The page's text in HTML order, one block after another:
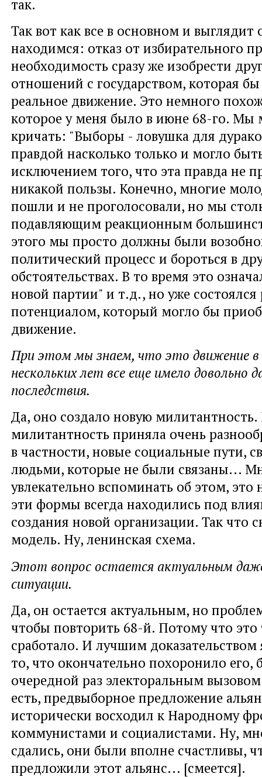
так.
Так вот как все в основном и выглядит
находимся: отказ от избирательного
необходимость сразу же изобрести
отношений с государством, которая
реальное движение. Это немного
которое у меня было в июне 68-го. Мы
кричать: "Выборы - ловушка для
правдой насколько только и могло
исключением того, что эта правда не
никакой пользы. Конечно, многие
пошли и не проголосовали, но мы
подавляющим реакционным
этого мы просто должны были
политический процесс и бороться в
обстоятельствах. В то время это
новой партии" и т.д., но уже состоялся
потенциалом, который могло бы
движение.
При этом мы знаем, что это движение в
нескольких лет все еще имело довольно
последствия.
Да, оно создало новую милитантность.
милитантность приняла очень
в частности, новые социальные пути,
людьми, которые не были связаны...
увлекательно вспоминать об этом, это
эти формы всегда находились под
создания новой организации. Так что
модель. Ну, ленинская схема.
Этот вопрос остается актуальным
ситуации.
Да, он остается актуальным, но
чтобы повторить 68-й. Потому что это
сработало. И лучшим доказательством
то, что окончательно похоронило его,
очередной раз электоральным
есть, предвыборное предложение
исторически восходил к Народному
коммунистами и социалистами. Ну,
сдались, они были вполне счастливы,
предложили этот альянс... [смеется].